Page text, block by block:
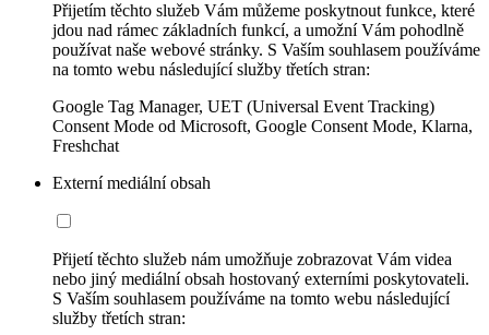
Přijetím těchto služeb Vám můžeme poskytnout funkce, které
jdou nad rámec základních funkcí, a umožní Vám pohodlně
používat naše webové stránky. S Vaším souhlasem používáme
na tomto webu následující služby třetích stran:
Google Tag Manager, UET (Universal Event Tracking)
Consent Mode od Microsoft, Google Consent Mode, Klarna,
Freshchat
Externí mediální obsah
Přijetí těchto služeb nám umožňuje zobrazovat Vám videa
nebo jiný mediální obsah hostovaný externími poskytovateli.
S Vaším souhlasem používáme na tomto webu následující
služby třetích stran: